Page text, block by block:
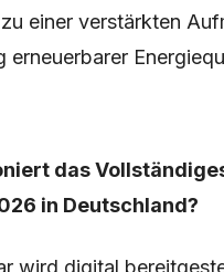
einer verstärkten
erneuerbarer
das
in Deutschland?
wird digital